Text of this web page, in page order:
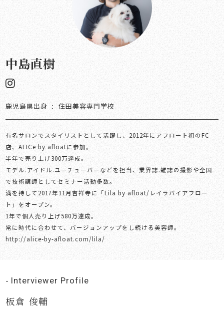
中島直樹
鹿児島県出身 住田美容専門学校
有名サロンでスタイリストとして活躍し、2012年にアフロート初のFC
店、ALICe by afloatに参加。
半年で売り上げ300万達成。
モデル.アイドル.ユーチューバーなどを担当、業界誌.雑誌の撮影や全国
で技術講師としてセミナー活動多数。
満を持して2017年11月吉祥寺に「Lila by afloat/レイラバイアフロー
ト」をオープン。
1年で個人売り上げ580万達成。
常に時代に合わせて、バージョンアップをし続ける美容師。
http://alice-by-afloat.com/lila/
Interviewer Profile
板倉 俊輔